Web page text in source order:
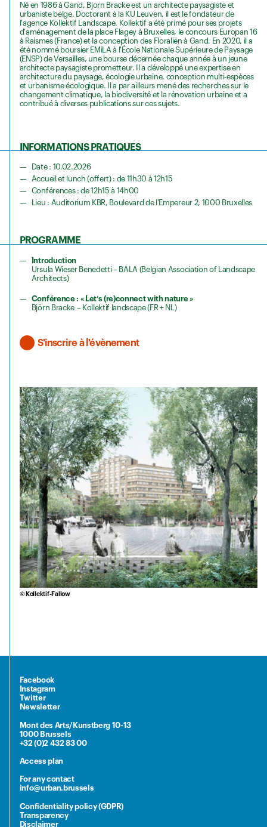
Né en 1986 à Gand, Bjorn Bracke est un architecte paysagiste et
urbaniste belge. Doctorant à la KU Leuven, il est le fondateur de
l'agence Kollektif Landscape. Kollektif a été primé pour ses projets
d'aménagement de la place Flagey à Bruxelles, le concours Europan 16
à Raismes (France) et la conception des Floraliën à Gand. En 2020, il a
été nommé boursier EMiLA à l'École Nationale Supérieure de Paysage
(ENSP) de Versailles, une bourse décernée chaque année à un jeune
architecte paysagiste prometteur. Il a développé une expertise en
architecture du paysage, écologie urbaine, conception multi-espèces
et urbanisme écologique. Il a par ailleurs mené des recherches sur le
changement climatique, la biodiversité et la rénovation urbaine et a
contribué à diverses publications sur ces sujets.
INFORMATIONS PRATIQUES
Date : 10.02.2026
Accueil et lunch (offert) : de 11h30 à 12h15
Conférences : de 12h15 à 14h00
Lieu : Auditorium KBR, Boulevard de l'Empereur 2, 1000 Bruxelles
PROGRAMME
Introduction
Ursula Wieser Benedetti – BALA (Belgian Association of Landscape
Architects)
Conférence : « Let’s (re)connect with nature »
Björn Bracke – Kollektif landscape (FR + NL)
S'inscrire à l'évènement
© Kollektif-Fallow
Facebook
Instagram
Twitter
Newsletter
Mont des Arts/Kunstberg 10-13
1000 Brussels
+32 (0)2 432 83 00
Access plan
For any contact
info@urban.brussels
Confidentiality policy (GDPR)
Transparency
Disclaimer